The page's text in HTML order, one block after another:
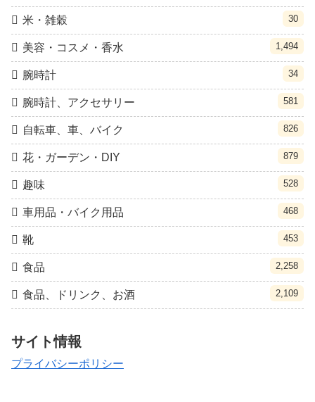
米・雑穀 30
美容・コスメ・香水 1,494
腕時計 34
腕時計、アクセサリー 581
自転車、車、バイク 826
花・ガーデン・DIY 879
趣味 528
車用品・バイク用品 468
靴 453
食品 2,258
食品、ドリンク、お酒 2,109
サイト情報
プライバシーポリシー